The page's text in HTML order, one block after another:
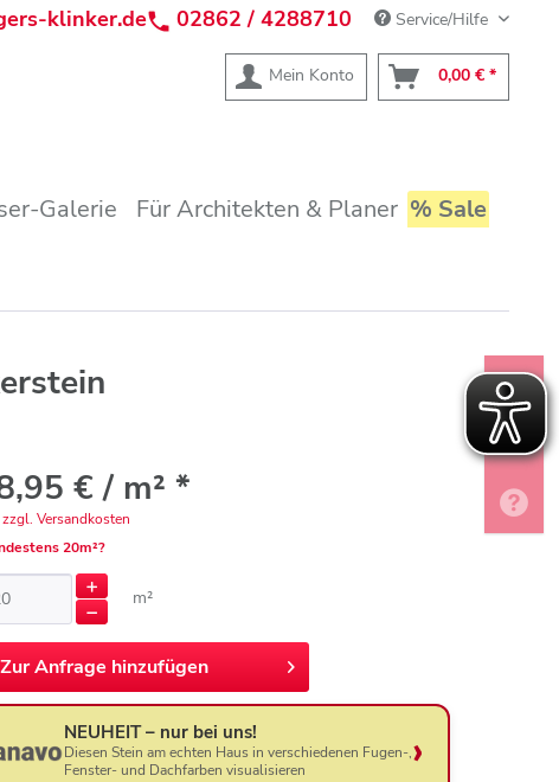
klinker.de 02862 / 4288710 Service/Hilfe
Mein Konto 0,00 € *
Galerie Für Architekten & Planer % Sale
€ / m² *
zzgl. Versandkosten
20m²?
m²
ZurAnfrage hinzufügen
NEUHEIT – nur bei uns!
Diesen Stein am echten Haus in verschiedenen Fugen-,
Fenster- und Dachfarben visualisieren